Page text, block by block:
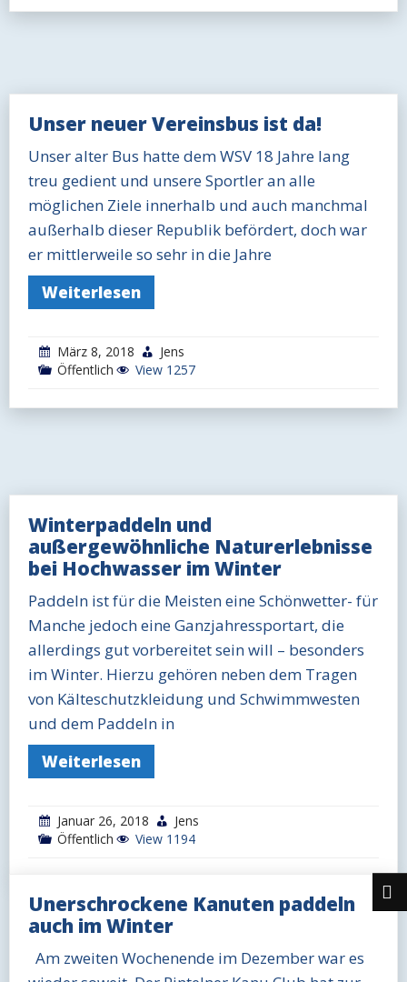
Unser neuer Vereinsbus ist da!
Unser alter Bus hatte dem WSV 18 Jahre lang
treu gedient und unsere Sportler an alle
möglichen Ziele innerhalb und auch manchmal
außerhalb dieser Republik befördert, doch war
er mittlerweile so sehr in die Jahre
Weiterlesen
März 8, 2018
Jens
Öffentlich
View 1257
Winterpaddeln und
außergewöhnliche Naturerlebnisse
bei Hochwasser im Winter
Paddeln ist für die Meisten eine Schönwetter- für
Manche jedoch eine Ganzjahressportart, die
allerdings gut vorbereitet sein will – besonders
im Winter. Hierzu gehören neben dem Tragen
von Kälteschutzkleidung und Schwimmwesten
und dem Paddeln in
Weiterlesen
Januar 26, 2018
Jens
Öffentlich
View 1194
Unerschrockene Kanuten paddeln
auch im Winter
Am zweiten Wochenende im Dezember war es